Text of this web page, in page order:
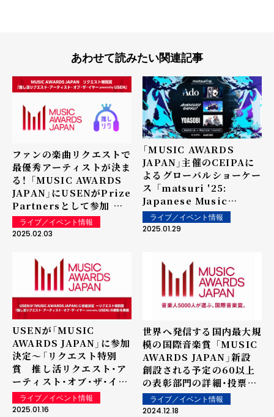
あわせて読みたい関連記事
ファンの楽曲リクエストで
最優秀アーティストが決ま
る！ 「MUSIC AWARDS
JAPAN」にUSENがPrize
Partnersとして参加 リ
クエスト特別賞「推し活リ
クエスト・アーティスト・
powered by USEN」で
表彰を実施
ライブ／イベント情報
2025.02.03
「MUSIC AWARDS
JAPAN」主催のCEIPAに
よるグローバルショーケー
ス 「matsuri '25:
Japanese Music
Experience LOS
ANGELES 」3月16日開催
ライブ／イベント情報
2025.01.29
USENが「MUSIC
AWARDS JAPAN」に参加
決定～「リクエスト特別
賞 推し活リクエスト・ア
ーティスト・オブ・ザ・イヤ
ー powered by USEN」
の表彰を実施！
ライブ／イベント情報
2025.01.16
世界へ発信する国内最大規
模の国際音楽賞 「MUSIC
AWARDS JAPAN」新設
創設される予定の60以上
の表彰部門の詳細・投票方
法、 アーティストを中心と
した音楽関係者、総勢
ライブ／イベント情報
2024.12.18